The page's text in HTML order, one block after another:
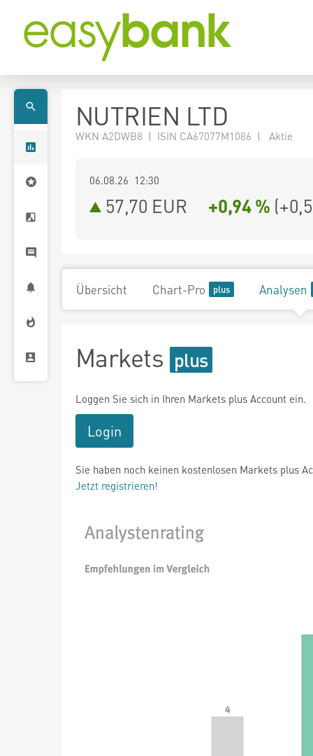
NUTRIEN LTD
WKN A2DWB8 | ISIN CA67077M1086 | Aktie
06.08.26 12:30
57,70 EUR +0,94 % (
Übersicht Chart-Pro Analysen
Markets
Loggen Sie sich in Ihren Markets plus Account ein.
Login
Sie haben noch keinen kostenlosen Markets plus
Jetzt registrieren!